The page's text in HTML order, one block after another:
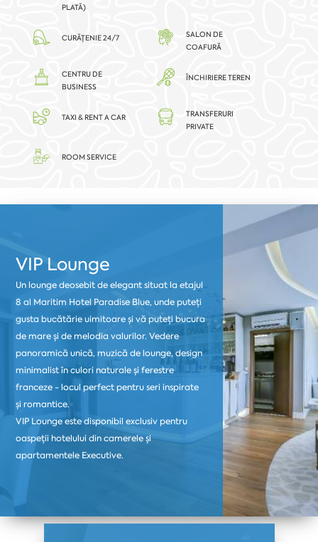
PLATĂ)
CURĂȚENIE 24/7
SALON DE
COAFURĂ
CENTRU DE
BUSINESS
ÎNCHIRIERE TEREN
TAXI & RENT A CAR
TRANSFERURI
PRIVATE
ROOM SERVICE
VIP Lounge
Un lounge deosebit de elegant situat la etajul
8 al Maritim Hotel Paradise Blue, unde puteți
gusta bucătărie uimitoare și vă puteți bucura
de mare și de melodia valurilor. Vedere
panoramică unică, muzică de lounge, design
minimalist în culori naturale și ferestre
franceze - locul perfect pentru seri inspirate
și romantice.
VIP Lounge este disponibil exclusiv pentru
oaspeții hotelului din camerele și
apartamentele Executive.